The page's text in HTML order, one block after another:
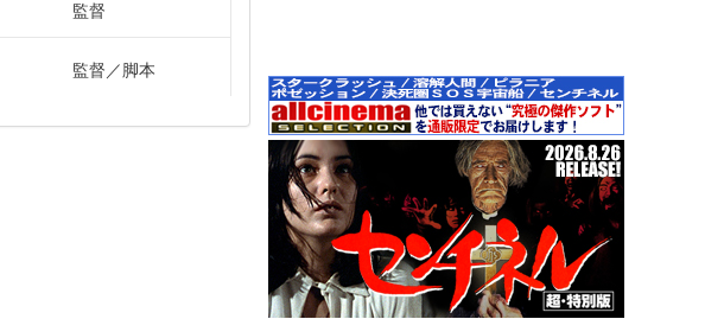
監督
監督 脚本